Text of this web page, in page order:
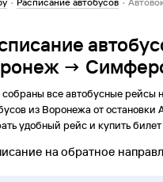
→
собраны все автобусные рейсы
из Воронежаотостановки
удобный рейс и купить билет
на обратное